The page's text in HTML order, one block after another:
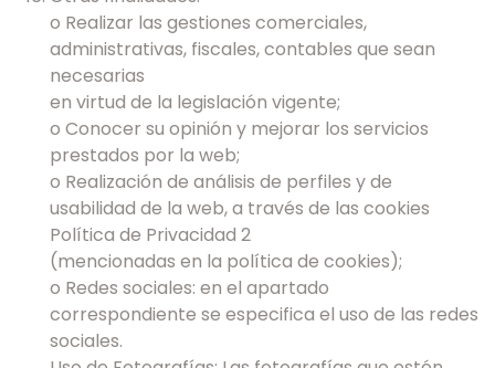
o Realizar las gestiones comerciales,
administrativas, fiscales, contables que sean
necesarias
en virtud de la legislación vigente;
o Conocer su opinión y mejorar los servicios
prestados por la web;
o Realización de análisis de perfiles y de
usabilidad de la web, a través de las cookies
Política de Privacidad 2
(mencionadas en la política de cookies);
o Redes sociales: en el apartado
correspondiente se especifica el uso de las redes
sociales.